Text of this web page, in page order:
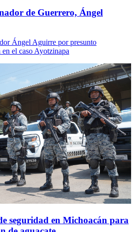
de Guerrero, Ángel
Ángel Aguirre por presunto
el caso Ayotzinapa
seguridad en Michoacán para